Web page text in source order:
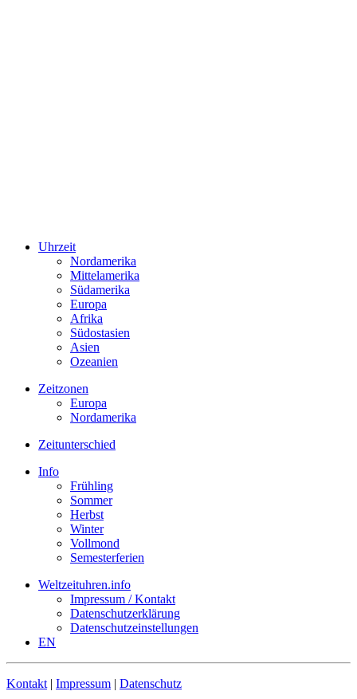
Uhrzeit
Nordamerika
Mittelamerika
Südamerika
Europa
Afrika
Südostasien
Asien
Ozeanien
Zeitzonen
Europa
Nordamerika
Zeitunterschied
Info
Frühling
Sommer
Herbst
Winter
Vollmond
Semesterferien
Weltzeituhren.info
Impressum / Kontakt
Datenschutzerklärung
Datenschutzeinstellungen
EN
Kontakt | Impressum | Datenschutz